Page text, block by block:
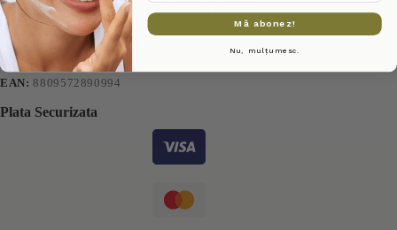
calmează pielea, lăsând-o sănătoasă și radiantă.
SKU:
KL1011
BRAND:
DEAR, KLAIRS
EAN:8809572890994
Plata Securizata
Mă abonez!
Nu, mulțumesc.